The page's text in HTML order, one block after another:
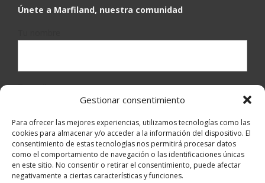
Gestionar consentimiento
Para ofrecer las mejores experiencias, utilizamos tecnologías como las
cookies para almacenar y/o acceder a la información del dispositivo. El
consentimiento de estas tecnologías nos permitirá procesar datos
como el comportamiento de navegación o las identificaciones únicas
en este sitio. No consentir o retirar el consentimiento, puede afectar
negativamente a ciertas características y funciones.
Únete a Marfiland, nuestra comunidad
Tu mail
He leído y acepto lapolítica de privacidad.